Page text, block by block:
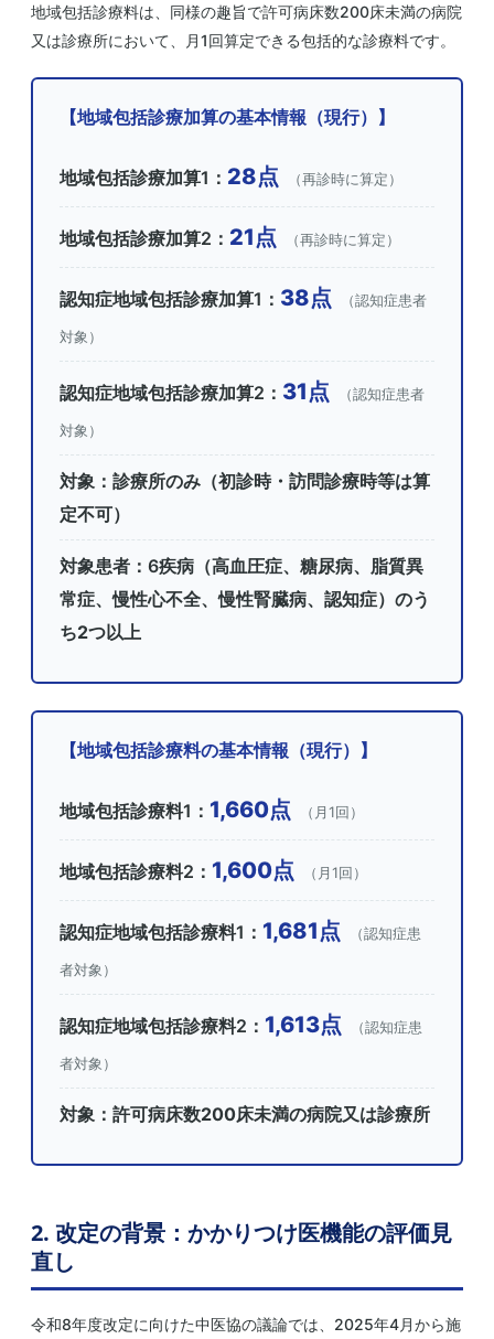
地域包括診療料は、同様の趣旨で許可病床数200床未満の病院
又は診療所において、月1回算定できる包括的な診療料です。
【地域包括診療加算の基本情報（現行）】
地域包括診療加算1： 28点 （再診時に算定）
地域包括診療加算2： 21点 （再診時に算定）
認知症地域包括診療加算1： 38点 （認知症患者
対象）
認知症地域包括診療加算2： 31点 （認知症患者
対象）
対象： 診療所のみ（初診時・訪問診療時等は算
定不可）
対象患者：6疾病（高血圧症、糖尿病、脂質異
常症、慢性心不全、慢性腎臓病、認知症）のう
ち2つ以上
【地域包括診療料の基本情報（現行）】
地域包括診療料1： 1,660点 （月1回）
地域包括診療料2： 1,600点 （月1回）
認知症地域包括診療料1： 1,681点 （認知症患
者対象）
認知症地域包括診療料2： 1,613点 （認知症患
者対象）
対象：許可病床数200床未満の病院又は診療所
2. 改定の背景：かかりつけ医機能の評価見
直し
令和8年度改定に向けた中医協の議論では、2025年4月から施